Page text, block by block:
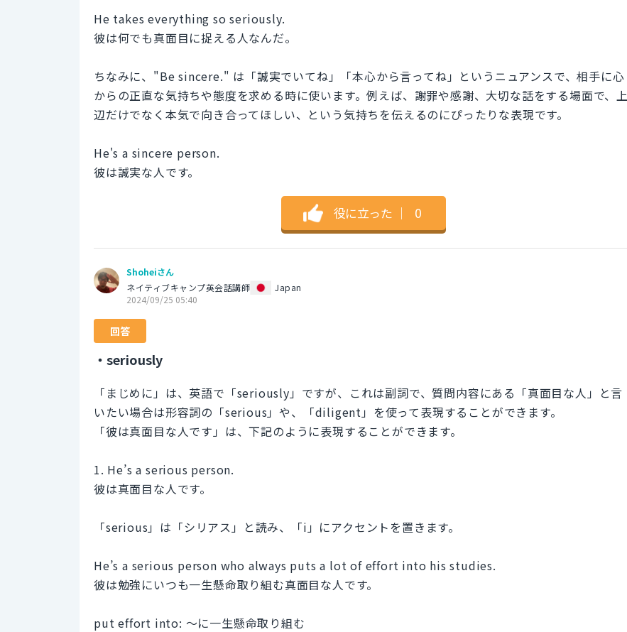
He takes everything so seriously.
彼は何でも真面目に捉える人なんだ。
ちなみに、"Be sincere." は「誠実でいてね」「本心から言ってね」というニュアンスで、相手に心
からの正直な気持ちや態度を求める時に使います。例えば、謝罪や感謝、大切な話をする場面で、上
辺だけでなく本気で向き合ってほしい、という気持ちを伝えるのにぴったりな表現です。
He's a sincere person.
彼は誠実な人です。
役に立った ｜ 0
Shoheiさん
ネイティブキャンプ英会話講師
Japan
2024/09/25 05:40
回答
・seriously
「まじめに」は、英語で「seriously」ですが、これは副詞で、質問内容にある「真面目な人」と言
いたい場合は形容詞の「serious」や、「diligent」を使って表現することができます。
「彼は真面目な人です」は、下記のように表現することができます。
1. He’s a serious person.
彼は真面目な人です。
「serious」は「シリアス」と読み、「i」にアクセントを置きます。
He’s a serious person who always puts a lot of effort into his studies.
彼は勉強にいつも一生懸命取り組む真面目な人です。
put effort into: 〜に一生懸命取り組む